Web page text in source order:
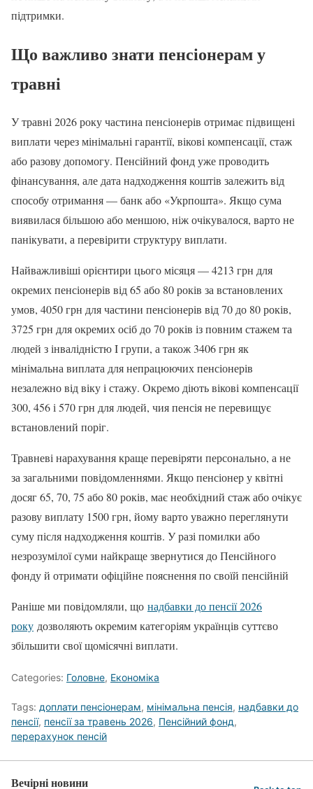
підтримки.
Що важливо знати пенсіонерам у
травні
У травні 2026 року частина пенсіонерів отримає підвищені
виплати через мінімальні гарантії, вікові компенсації, стаж
або разову допомогу. Пенсійний фонд уже проводить
фінансування, але дата надходження коштів залежить від
способу отримання — банк або «Укрпошта». Якщо сума
виявилася більшою або меншою, ніж очікувалося, варто не
панікувати, а перевірити структуру виплати.
Найважливіші орієнтири цього місяця — 4213 грн для
окремих пенсіонерів від 65 або 80 років за встановлених
умов, 4050 грн для частини пенсіонерів від 70 до 80 років,
3725 грн для окремих осіб до 70 років із повним стажем та
людей з інвалідністю I групи, а також 3406 грн як
мінімальна виплата для непрацюючих пенсіонерів
незалежно від віку і стажу. Окремо діють вікові компенсації
300, 456 і 570 грн для людей, чия пенсія не перевищує
встановлений поріг.
Травневі нарахування краще перевіряти персонально, а не
за загальними повідомленнями. Якщо пенсіонер у квітні
досяг 65, 70, 75 або 80 років, має необхідний стаж або очікує
разову виплату 1500 грн, йому варто уважно переглянути
суму після надходження коштів. У разі помилки або
незрозумілої суми найкраще звернутися до Пенсійного
фонду й отримати офіційне пояснення по своїй пенсійній
Раніше ми повідомляли, що надбавки до пенсії 2026
року дозволяють окремим категоріям українців суттєво
збільшити свої щомісячні виплати.
Categories: Головне, Економіка
Tags: доплати пенсіонерам, мінімальна пенсія, надбавки до
пенсії, пенсії за травень 2026, Пенсійний фонд,
перерахунок пенсій
Вечірні новини